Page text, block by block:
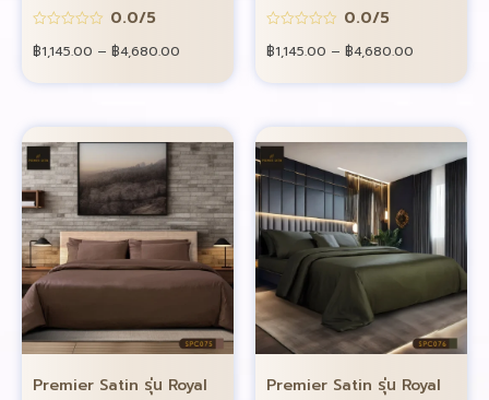
0.0/5
฿1,145.00 – ฿4,680.00
0.0/5
฿1,145.00 – ฿4,680.00
Premier Satin รุ่น Royal
Premier Satin รุ่น Royal